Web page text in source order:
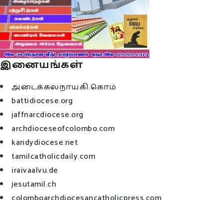
இனையங்கள்
அடைக்கலநாயகி.கொம்
battidiocese.org
jaffnarcdiocese.org
archdioceseofcolombo.com
kandydiocese.net
tamilcatholicdaily.com
iraivaalvu.de
jesutamil.ch